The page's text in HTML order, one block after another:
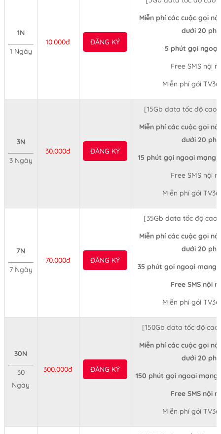
1N
1 Ngày
10.000đ ĐĂNG KÝ
Miễn phí các cuộc gọi
dưới 20
5 phút gọi ngoại
Free SMS nội
Miễn phí gói
3N
3 Ngày
30.000đ ĐĂNG KÝ
[15Gb data tốc độ
Miễn phí các cuộc gọi
dưới 20
15 phút gọi ngoại mạng
Free SMS nội
Miễn phí gói
7N
7 Ngày
70.000đ ĐĂNG KÝ
[35Gb data tốc độ
Miễn phí các cuộc gọi
dưới 20
35 phút gọi ngoại mạng
Free SMS nội
Miễn phí gói
30N
30
Ngày
300.000đ ĐĂNG KÝ
[150Gb data tốc độ
Miễn phí các cuộc gọi
dưới 20
150 phút gọi ngoại
Free SMS nội
Miễn phí gói